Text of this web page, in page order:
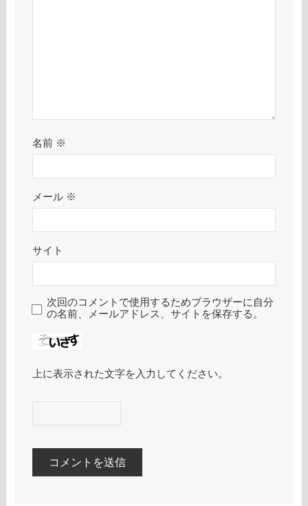
名前 ※
メール ※
サイト
次回のコメントで使用するためブラウザーに自分
の名前、メールアドレス、サイトを保存する。
上に表示された文字を入力してください。